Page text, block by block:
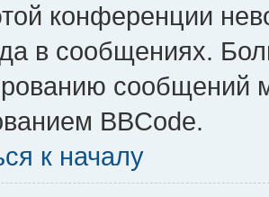
конференции
в сообщениях.
сообщений
BBCode.
к началу